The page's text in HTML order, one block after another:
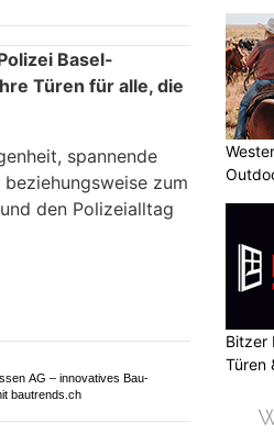
Bitzer
Türen